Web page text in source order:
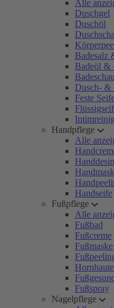
Alle
Duschgel
Duschöl
Badesalz
Badeöl &
Dusch- &
Feste
Handpflege
Alle
Handseife
Fußpflege
Alle
Fußbad
Fußcreme
Fußmaske
Fußspray
Nagelpflege